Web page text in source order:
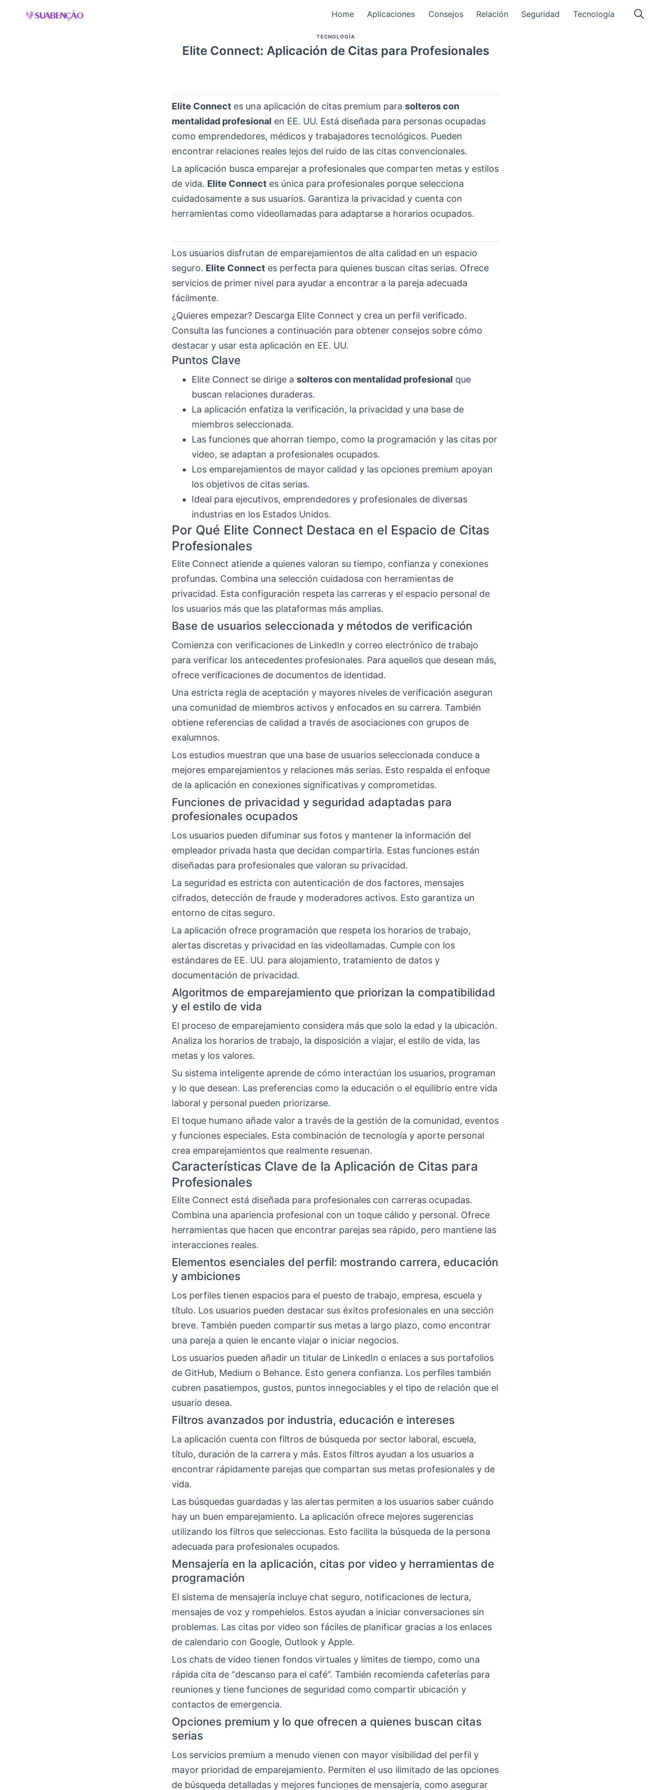
Home Aplicaciones Consejos Relación Seguridad Tecnología
TECNOLOGÍA
Elite Connect: Aplicación de Citas para Profesionales
Elite Connect es una aplicación de citas premium para solteros con
mentalidad profesional en EE. UU. Está diseñada para personas ocupadas
como emprendedores, médicos y trabajadores tecnológicos. Pueden
encontrar relaciones reales lejos del ruido de las citas convencionales.
La aplicación busca emparejar a profesionales que comparten metas y estilos
de vida. Elite Connect es única para profesionales porque selecciona
cuidadosamente a sus usuarios. Garantiza la privacidad y cuenta con
herramientas como videollamadas para adaptarse a horarios ocupados.
Los usuarios disfrutan de emparejamientos de alta calidad en un espacio
seguro. Elite Connect es perfecta para quienes buscan citas serias. Ofrece
servicios de primer nivel para ayudar a encontrar a la pareja adecuada
fácilmente.
¿Quieres empezar? Descarga Elite Connect y crea un perfil verificado.
Consulta las funciones a continuación para obtener consejos sobre cómo
destacar y usar esta aplicación en EE. UU.
Puntos Clave
Elite Connect se dirige a solteros con mentalidad profesional que
buscan relaciones duraderas.
La aplicación enfatiza la verificación, la privacidad y una base de
miembros seleccionada.
Las funciones que ahorran tiempo, como la programación y las citas por
video, se adaptan a profesionales ocupados.
Los emparejamientos de mayor calidad y las opciones premium apoyan
los objetivos de citas serias.
Ideal para ejecutivos, emprendedores y profesionales de diversas
industrias en los Estados Unidos.
Por Qué Elite Connect Destaca en el Espacio de Citas
Profesionales
Elite Connect atiende a quienes valoran su tiempo, confianza y conexiones
profundas. Combina una selección cuidadosa con herramientas de
privacidad. Esta configuración respeta las carreras y el espacio personal de
los usuarios más que las plataformas más amplias.
Base de usuarios seleccionada y métodos de verificación
Comienza con verificaciones de LinkedIn y correo electrónico de trabajo
para verificar los antecedentes profesionales. Para aquellos que desean más,
ofrece verificaciones de documentos de identidad.
Una estricta regla de aceptación y mayores niveles de verificación aseguran
una comunidad de miembros activos y enfocados en su carrera. También
obtiene referencias de calidad a través de asociaciones con grupos de
exalumnos.
Los estudios muestran que una base de usuarios seleccionada conduce a
mejores emparejamientos y relaciones más serias. Esto respalda el enfoque
de la aplicación en conexiones significativas y comprometidas.
Funciones de privacidad y seguridad adaptadas para
profesionales ocupados
Los usuarios pueden difuminar sus fotos y mantener la información del
empleador privada hasta que decidan compartirla. Estas funciones están
diseñadas para profesionales que valoran su privacidad.
La seguridad es estricta con autenticación de dos factores, mensajes
cifrados, detección de fraude y moderadores activos. Esto garantiza un
entorno de citas seguro.
La aplicación ofrece programación que respeta los horarios de trabajo,
alertas discretas y privacidad en las videollamadas. Cumple con los
estándares de EE. UU. para alojamiento, tratamiento de datos y
documentación de privacidad.
Algoritmos de emparejamiento que priorizan la compatibilidad
y el estilo de vida
El proceso de emparejamiento considera más que solo la edad y la ubicación.
Analiza los horarios de trabajo, la disposición a viajar, el estilo de vida, las
metas y los valores.
Su sistema inteligente aprende de cómo interactúan los usuarios, programan
y lo que desean. Las preferencias como la educación o el equilibrio entre vida
laboral y personal pueden priorizarse.
El toque humano añade valor a través de la gestión de la comunidad, eventos
y funciones especiales. Esta combinación de tecnología y aporte personal
crea emparejamientos que realmente resuenan.
Características Clave de la Aplicación de Citas para
Profesionales
Elite Connect está diseñada para profesionales con carreras ocupadas.
Combina una apariencia profesional con un toque cálido y personal. Ofrece
herramientas que hacen que encontrar parejas sea rápido, pero mantiene las
interacciones reales.
Elementos esenciales del perfil: mostrando carrera, educación
y ambiciones
Los perfiles tienen espacios para el puesto de trabajo, empresa, escuela y
título. Los usuarios pueden destacar sus éxitos profesionales en una sección
breve. También pueden compartir sus metas a largo plazo, como encontrar
una pareja a quien le encante viajar o iniciar negocios.
Los usuarios pueden añadir un titular de LinkedIn o enlaces a sus portafolios
de GitHub, Medium o Behance. Esto genera confianza. Los perfiles también
cubren pasatiempos, gustos, puntos innegociables y el tipo de relación que el
usuario desea.
Filtros avanzados por industria, educación e intereses
La aplicación cuenta con filtros de búsqueda por sector laboral, escuela,
título, duración de la carrera y más. Estos filtros ayudan a los usuarios a
encontrar rápidamente parejas que compartan sus metas profesionales y de
vida.
Las búsquedas guardadas y las alertas permiten a los usuarios saber cuándo
hay un buen emparejamiento. La aplicación ofrece mejores sugerencias
utilizando los filtros que seleccionas. Esto facilita la búsqueda de la persona
adecuada para profesionales ocupados.
Mensajería en la aplicación, citas por video y herramientas de
programación
El sistema de mensajería incluye chat seguro, notificaciones de lectura,
mensajes de voz y rompehielos. Estos ayudan a iniciar conversaciones sin
problemas. Las citas por video son fáciles de planificar gracias a los enlaces
de calendario con Google, Outlook y Apple.
Los chats de video tienen fondos virtuales y límites de tiempo, como una
rápida cita de “descanso para el café”. También recomienda cafeterías para
reuniones y tiene funciones de seguridad como compartir ubicación y
contactos de emergencia.
Opciones premium y lo que ofrecen a quienes buscan citas
serias
Los servicios premium a menudo vienen con mayor visibilidad del perfil y
mayor prioridad de emparejamiento. Permiten el uso ilimitado de las opciones
de búsqueda detalladas y mejores funciones de mensajería, como asegurar